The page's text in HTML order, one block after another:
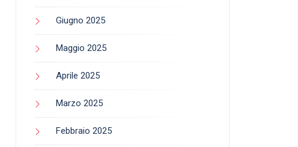
Giugno 2025
Maggio 2025
Aprile 2025
Marzo 2025
Febbraio 2025